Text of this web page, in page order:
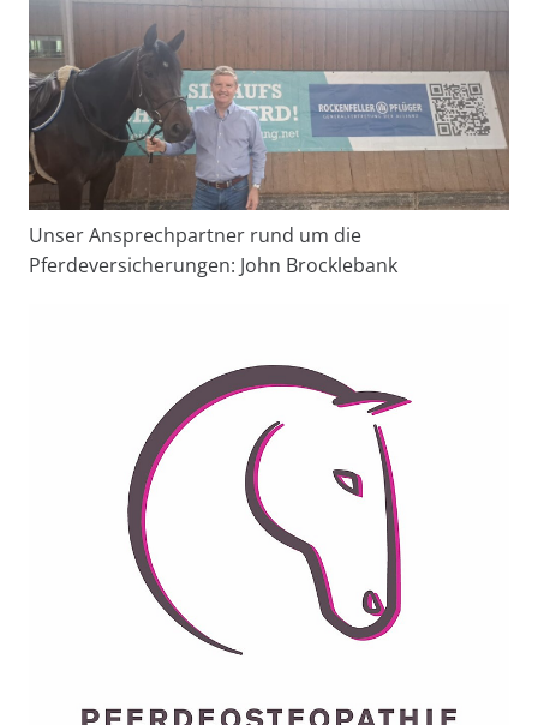
Unser Ansprechpartner rund um die
Pferdeversicherungen: John Brocklebank